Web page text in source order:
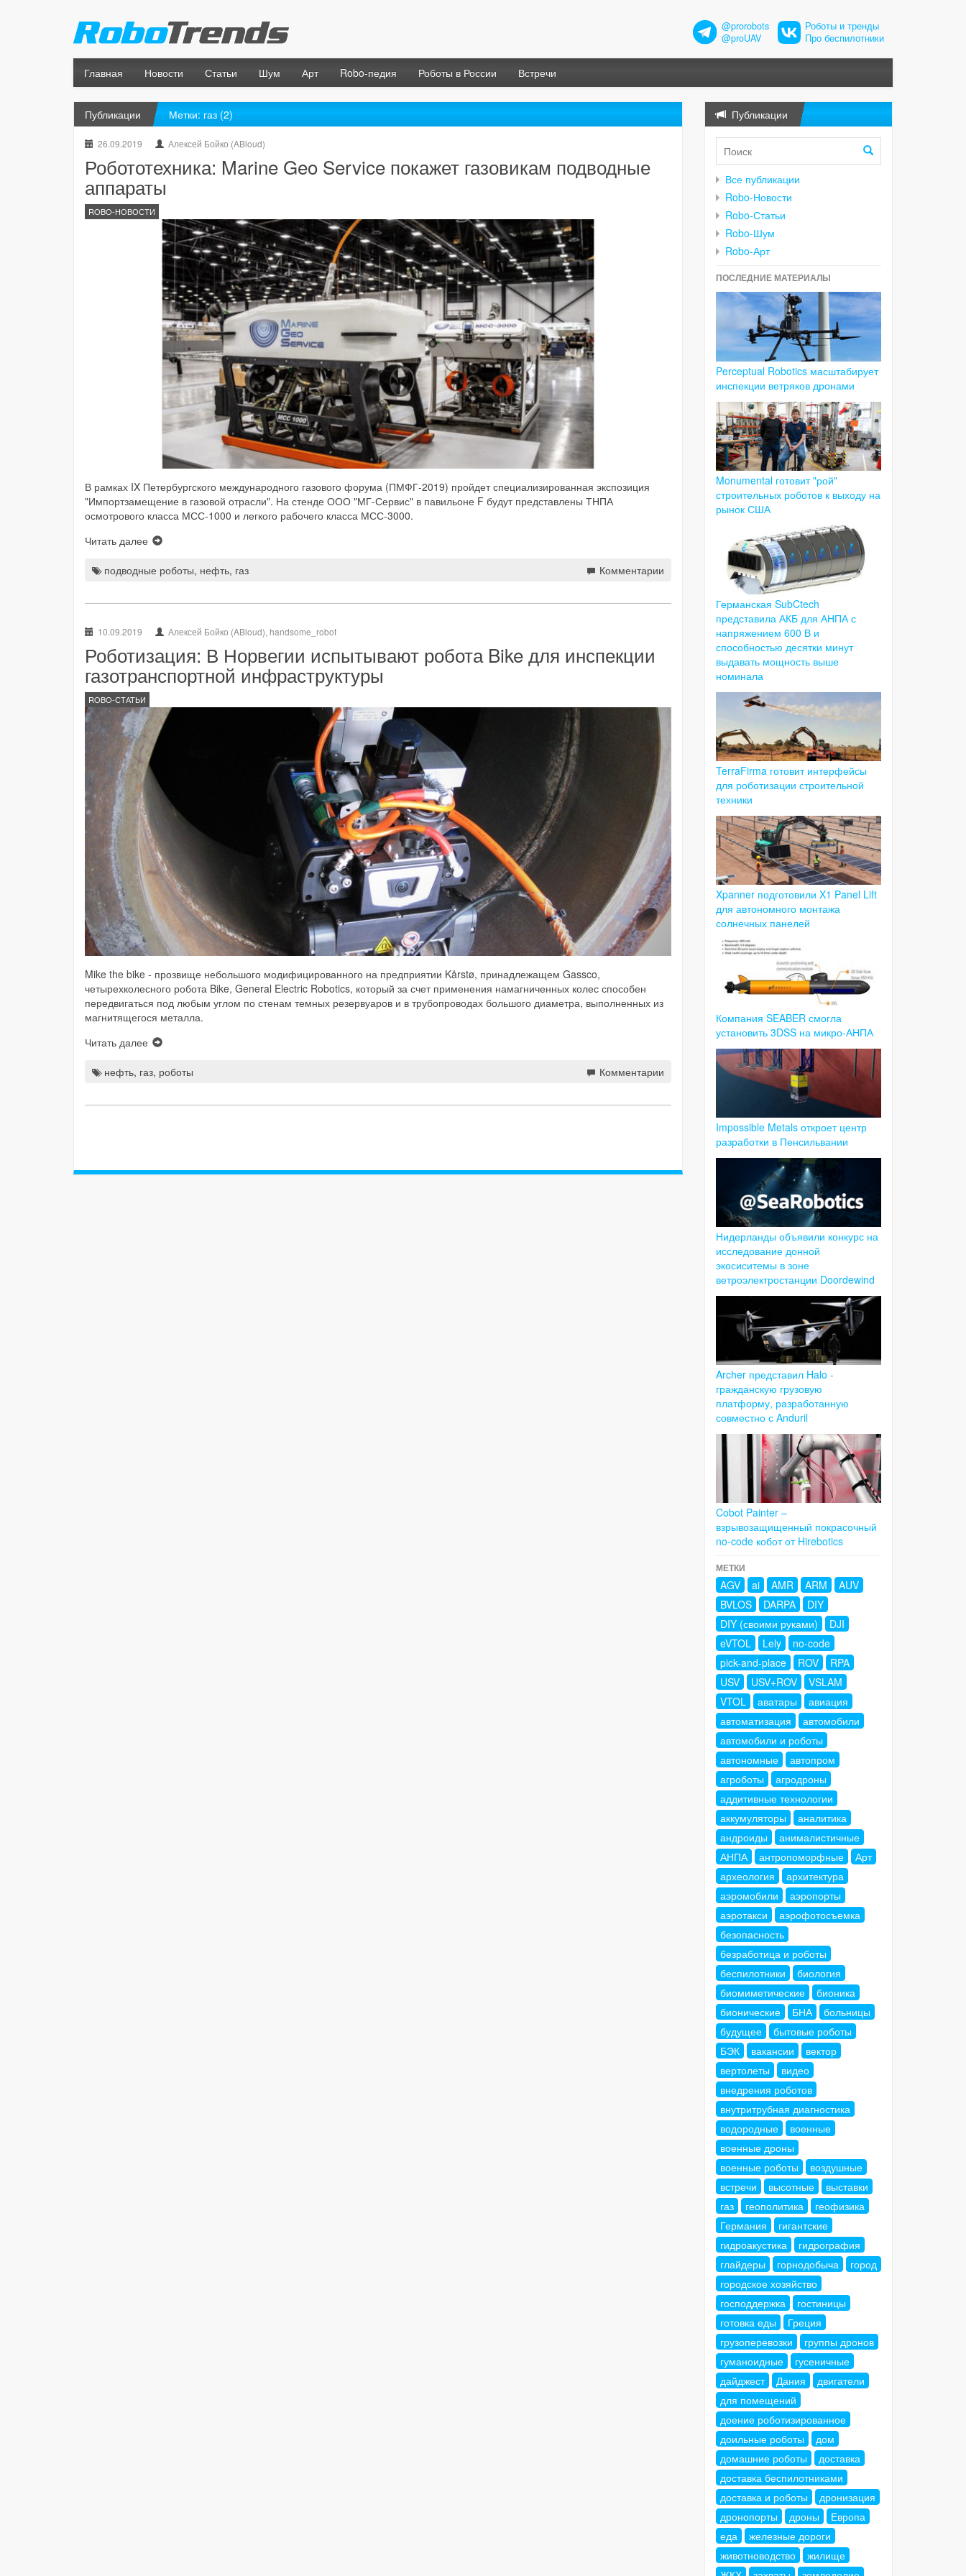
@prorobots
@proUAV
Роботы и тренды
Про беспилотники
Главная Новости Статьи Шум Арт Robo-педия Роботы в России Встречи
Публикации Метки: газ (2)
26.09.2019 Алексей Бойко (ABloud)
Робототехника: Marine Geo Service покажет газовикам подводные
аппараты
ROBO-НОВОСТИ
В рамках IX Петербургского международного газового форума (ПМФГ-2019) пройдет специализированная экспозиция
"Импортзамещение в газовой отрасли". На стенде ООО "МГ-Сервис" в павильоне F будут представлены ТНПА
осмотрового класса МСС-1000 и легкого рабочего класса МСС-3000.
Читать далее
подводные роботы, нефть, газ Комментарии
10.09.2019 Алексей Бойко (ABloud), handsome_robot
Роботизация: В Норвегии испытывают робота Bike для инспекции
газотранспортной инфраструктуры
ROBO-СТАТЬИ
Mike the bike - прозвище небольшого модифицированного на предприятии Kårstø, принадлежащем Gassco,
четырехколесного робота Bike, General Electric Robotics, который за счет применения намагниченных колес способен
передвигаться под любым углом по стенам темных резервуаров и в трубопроводах большого диаметра, выполненных из
магнитящегося металла.
Читать далее
нефть, газ, роботы Комментарии
Публикации
Все публикации
Robo-Новости
Robo-Статьи
Robo-Шум
Robo-Арт
ПОСЛЕДНИЕ МАТЕРИАЛЫ
Perceptual Robotics масштабирует
инспекции ветряков дронами
Monumental готовит "рой"
строительных роботов к выходу на
рынок США
Германская SubCtech
представила АКБ для АНПА с
напряжением 600 В и
способностью десятки минут
выдавать мощность выше
номинала
TerraFirma готовит интерфейсы
для роботизации строительной
техники
Xpanner подготовили X1 Panel Lift
для автономного монтажа
солнечных панелей
Компания SEABER смогла
установить 3DSS на микро-АНПА
Impossible Metals откроет центр
разработки в Пенсильвании
Нидерланды объявили конкурс на
исследование донной
экосиситемы в зоне
ветроэлектростанции Doordewind
Archer представил Halo -
гражданскую грузовую
платформу, разработанную
совместно с Anduril
Cobot Painter –
взрывозащищенный покрасочный
no-code кобот от Hirebotics
МЕТКИ
AGV ai AMR ARM
AUV
BVLOS
DARPA
DIY
DIY (своими руками)
DJI
eVTOL
Lely
no-code
pick-and-place
ROV
RPA
USV
USV+ROV
VSLAM
VTOL
аватары
авиация
автоматизация
автомобили
автомобили и роботы
автономные
автопром
агроботы
агродроны
аддитивные технологии
аккумуляторы
аналитика
андроиды
анималистичные
АНПА
антропоморфные
Арт
археология
архитектура
аэромобили
аэропорты
аэротакси
аэрофотосъемка
безопасность
безработица и роботы
беспилотники
биология
биомиметические
бионика
бионические
БНА
больницы
будущее
бытовые роботы
БЭК
вакансии
вектор
вертолеты
видео
внедрения роботов
внутритрубная диагностика
водородные
военные
военные дроны
военные роботы
воздушные
встречи
высотные
выставки
газ
геополитика
геофизика
Германия
гигантские
гидроакустика
гидрография
глайдеры
горнодобыча
город
городское хозяйство
господдержка
гостиницы
готовка еды
Греция
грузоперевозки
группы дронов
гуманоидные
гусеничные
дайджест
Дания
двигатели
для помещений
доение роботизированное
доильные роботы
дом
домашние роботы
доставка
доставка беспилотниками
доставка и роботы
дронизация
дронопорты
дроны
Европа
еда
железные дороги
животноводство
жилище